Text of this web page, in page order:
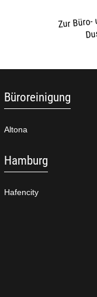
Zur
Büroreinigung
Altona
Hamburg
Hafencity